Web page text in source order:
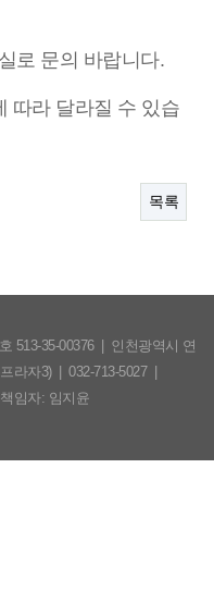
로 문의 바랍니다.
따라 달라질 수 있습
목록
513-35-00376
인천광역시 연
라자3)
032-713-5027
임자: 임지윤